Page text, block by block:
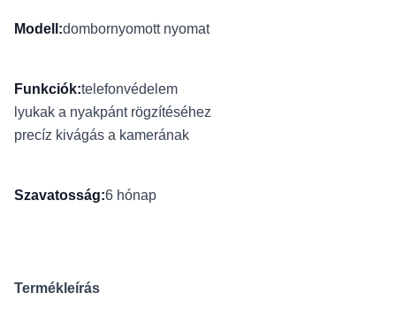
Modell:dombornyomott nyomat
Funkciók:telefonvédelem
lyukak a nyakpánt rögzítéséhez
precíz kivágás a kamerának
Szavatosság:6 hónap
Termékleírás